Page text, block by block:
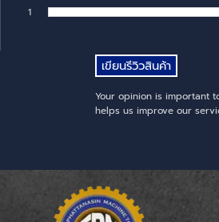
1
Your opinion is important
helps us improve our